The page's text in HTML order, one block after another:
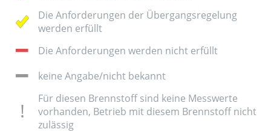
Die Anforderungen der Übergangsregelung
werden erfüllt
Die Anforderungen werden nicht erfüllt
keine Angabe/nicht bekannt
Für diesen Brennstoff sind keine Messwerte
vorhanden, Betrieb mit diesem Brennstoff nicht
zulässig